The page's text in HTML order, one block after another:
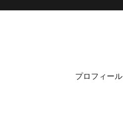
プロフィール